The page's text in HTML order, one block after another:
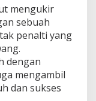
mengukir
sebuah
penalti yang
dengan
mengambil
dan sukses